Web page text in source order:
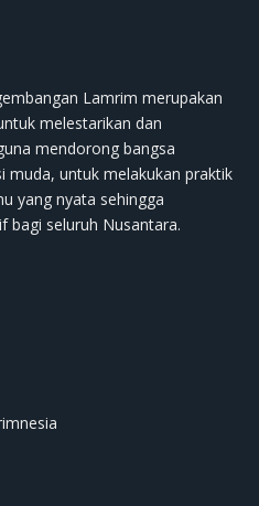
Lamrim merupakan
melestarikan dan
mendorong bangsa
muda, untuk melakukan praktik
yang nyata sehingga
bagi seluruh Nusantara.